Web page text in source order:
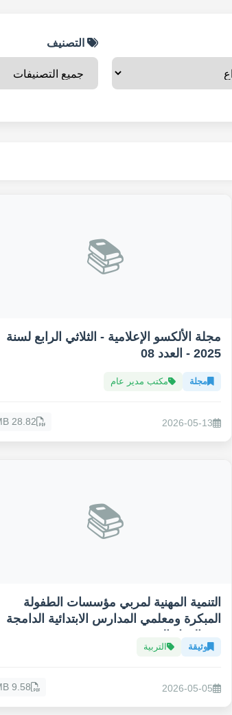
التصنيف
📚
مجلة الألكسو الإعلامية - الثلاثي الرابع لسنة
2025 - العدد 08
مجلة مكتب مدير عام
2026-05-13
28.82 MB
📚
التنمية المهنية لمربي مؤسسات الطفولة
المبكرة ومعلمي المدارس الابتدائية الدامجة
في الدول العربية
وثيقة التربية
2026-05-05
9.58 MB